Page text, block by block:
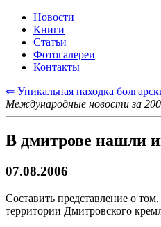
Новости
Книги
Статьи
Фотогалереи
Контакты
⇐ Уникальная находка
Международные новости за
В дмитрове нашли
07.08.2006
Составить представление о
территории Дмитровского